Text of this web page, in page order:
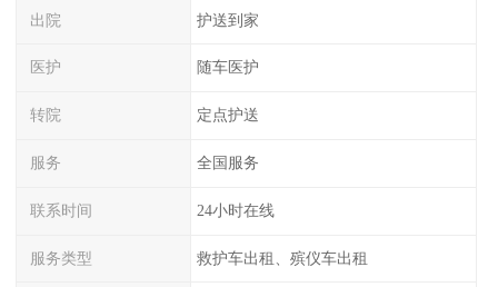
出院 护送到家
医护 随车医护
转院 定点护送
服务 全国服务
联系时间 24小时在线
服务类型 救护车出租、殡仪车出租